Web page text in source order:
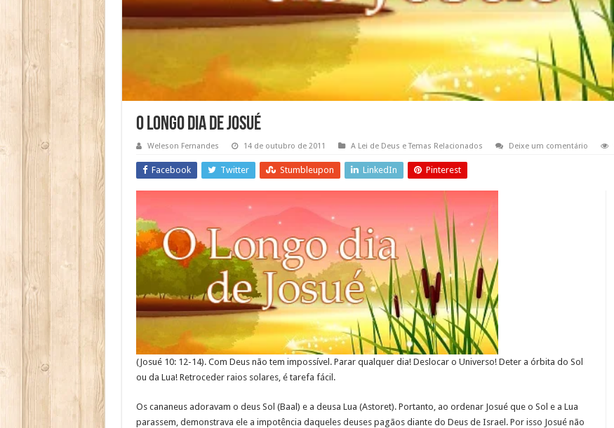
O Longo Dia de Josué
Weleson Fernandes 14 de outubro de 2011 A Lei de Deus e Temas Relacionados Deixe um comentário
Facebook Twitter Stumbleupon LinkedIn Pinterest
(Josué 10: 12-14). Com Deus não tem impossível. Parar qualquer dia! Deslocar o Universo! Deter a órbita do Sol
ou da Lua! Retroceder raios solares, é tarefa fácil.
Os cananeus adoravam o deus Sol (Baal) e a deusa Lua (Astoret). Portanto, ao ordenar Josué que o Sol e a Lua
parassem, demonstrava ele a impotência daqueles deuses pagãos diante do Deus de Israel. Por isso Josué não